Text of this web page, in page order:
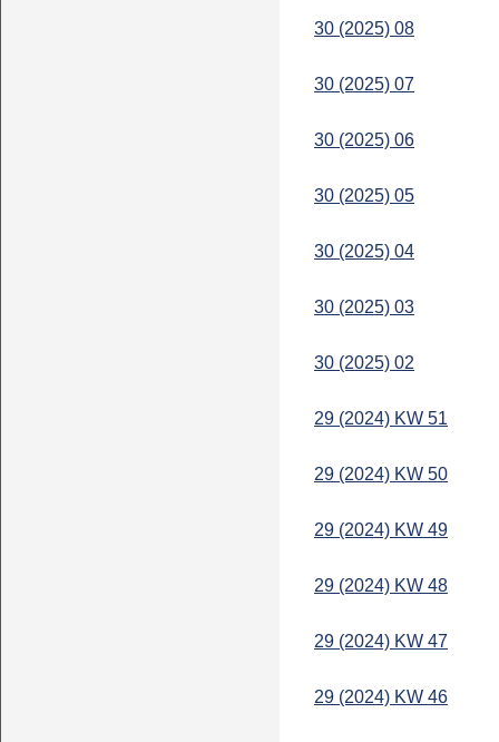
30 (2025) 08
30 (2025) 07
30 (2025) 06
30 (2025) 05
30 (2025) 04
30 (2025) 03
30 (2025) 02
29 (2024) KW 51
29 (2024) KW 50
29 (2024) KW 49
29 (2024) KW 48
29 (2024) KW 47
29 (2024) KW 46